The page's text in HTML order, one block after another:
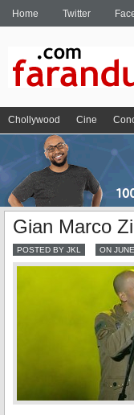
Home Twitter
Chollywood Cine
Gian Marco
POSTED BY JKL ON